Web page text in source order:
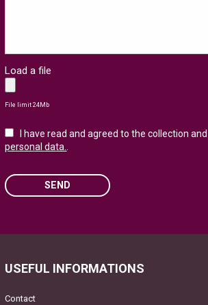
Load a file
File limit 24Mb
I have read and agreed to the collection
personal data..
SEND
USEFUL INFORMATIONS
Contact